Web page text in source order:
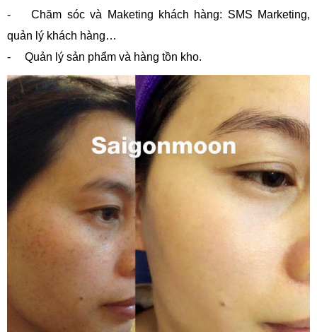
- Chăm sóc và Maketing khách hàng: SMS Marketing,
quản lý khách hàng…
- Quản lý sản phẩm và hàng tồn kho.